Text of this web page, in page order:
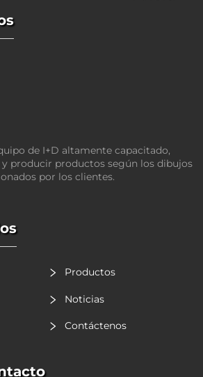
de I+D altamente capacitado,
y producir productos según los dibujos
por los clientes.
Productos
Noticias
Contáctenos